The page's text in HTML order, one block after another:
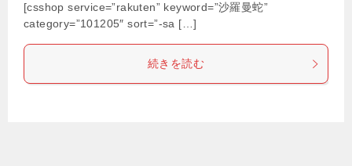
[csshop service=”rakuten” keyword=”沙羅曼蛇”
category=”101205″ sort=”-sa […]
続きを読む